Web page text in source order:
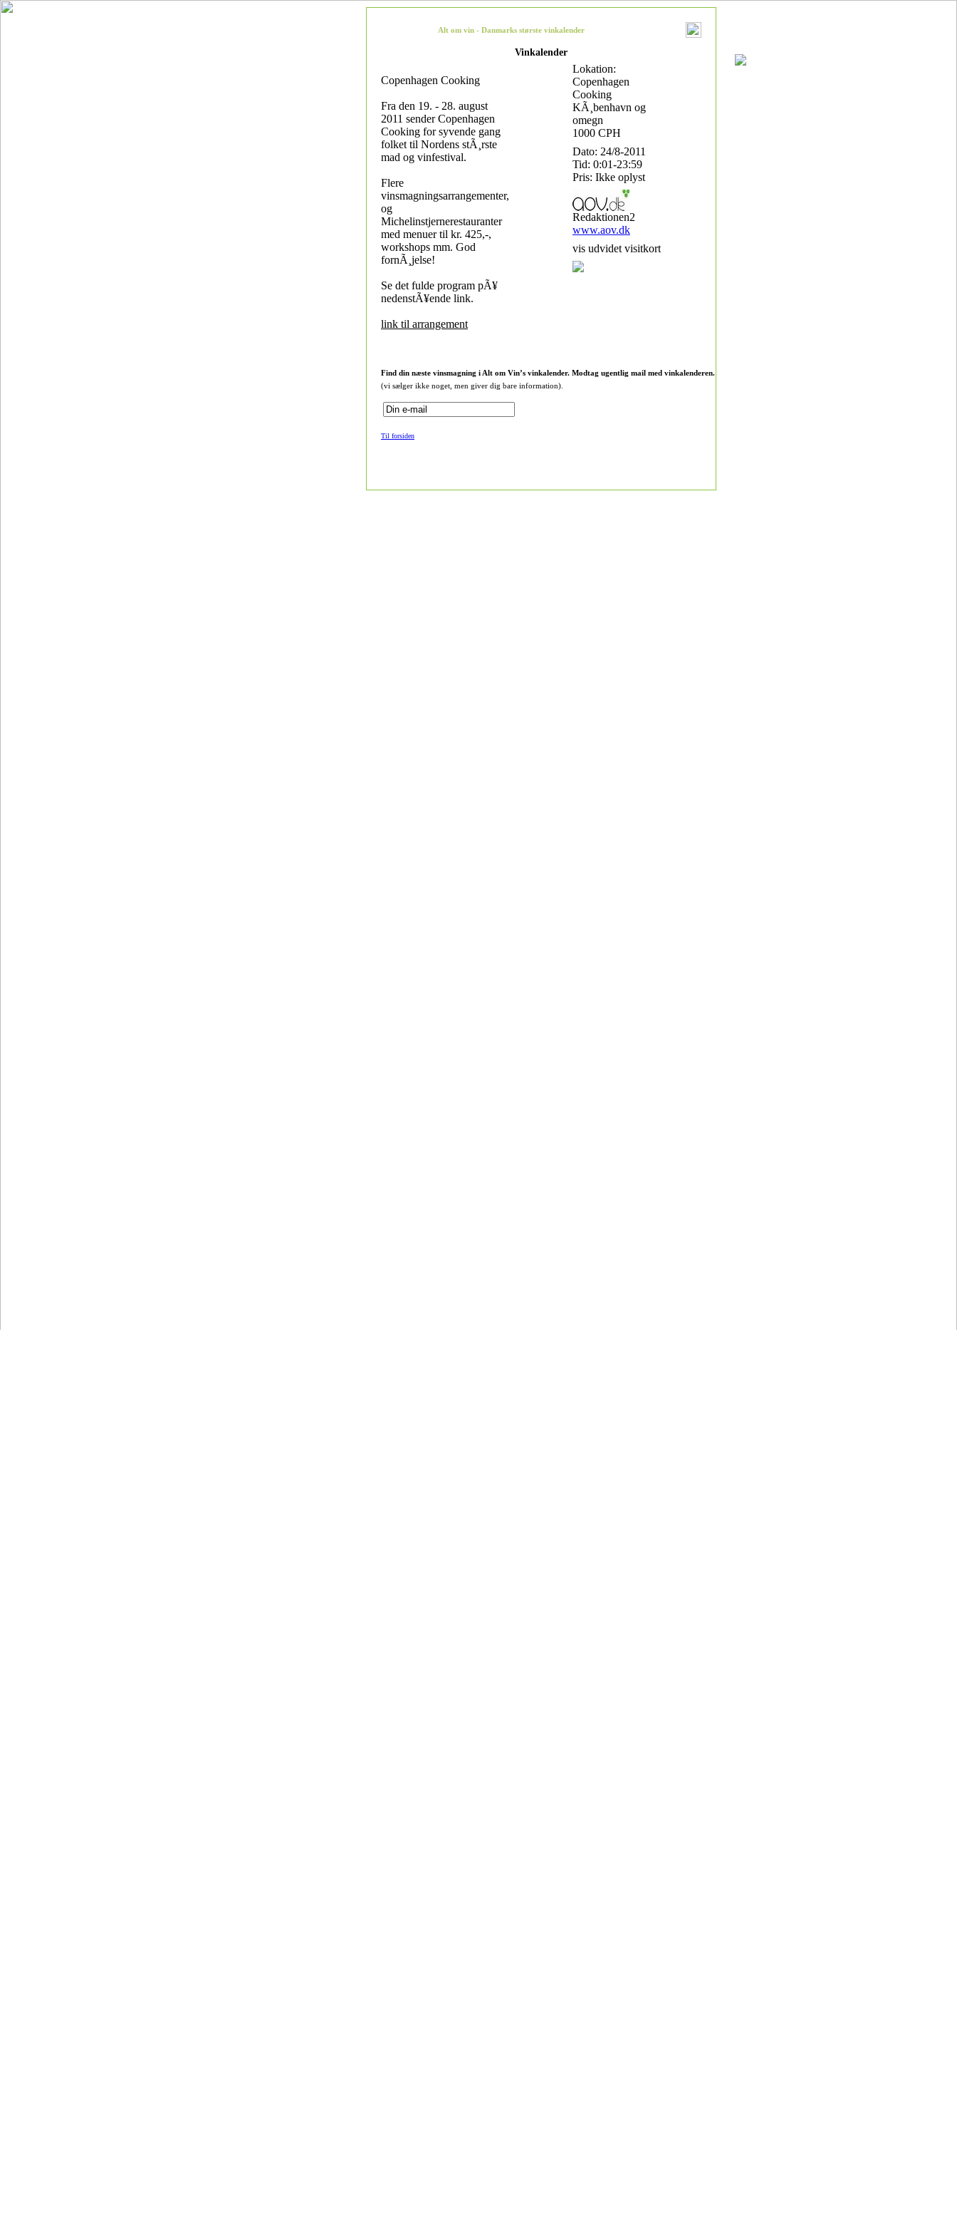
Alt om vin - Danmarks største vinkalender
Vinkalender
Copenhagen Cooking
Fra den 19. - 28. august
2011 sender Copenhagen
Cooking for syvende gang
folket til Nordens stÃ¸rste
mad og vinfestival.
Flere
vinsmagningsarrangementer,
og
Michelinstjernerestauranter
med menuer til kr. 425,-,
workshops mm. God
fornÃ¸jelse!
Se det fulde program pÃ¥
nedenstÃ¥ende link.
link til arrangement
Lokation:
Copenhagen
Cooking
KÃ¸benhavn og
omegn
1000 CPH
Dato: 24/8-2011
Tid: 0:01-23:59
Pris: Ikke oplyst
Redaktionen2
www.aov.dk
vis udvidet visitkort
Find din næste vinsmagning i Alt om Vin’s vinkalender. Modtag ugentlig mail med vinkalenderen.
(vi sælger ikke noget, men giver dig bare information).
Til forsiden